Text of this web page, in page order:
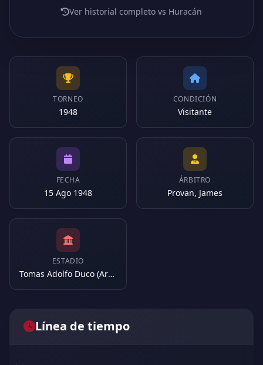
Ver historial completo vs Huracán
TORNEO
1948
CONDICIÓN
Visitante
FECHA
15 Ago 1948
ÁRBITRO
Provan, James
ESTADIO
Tomas Adolfo Duco (Argentina)
Línea de tiempo